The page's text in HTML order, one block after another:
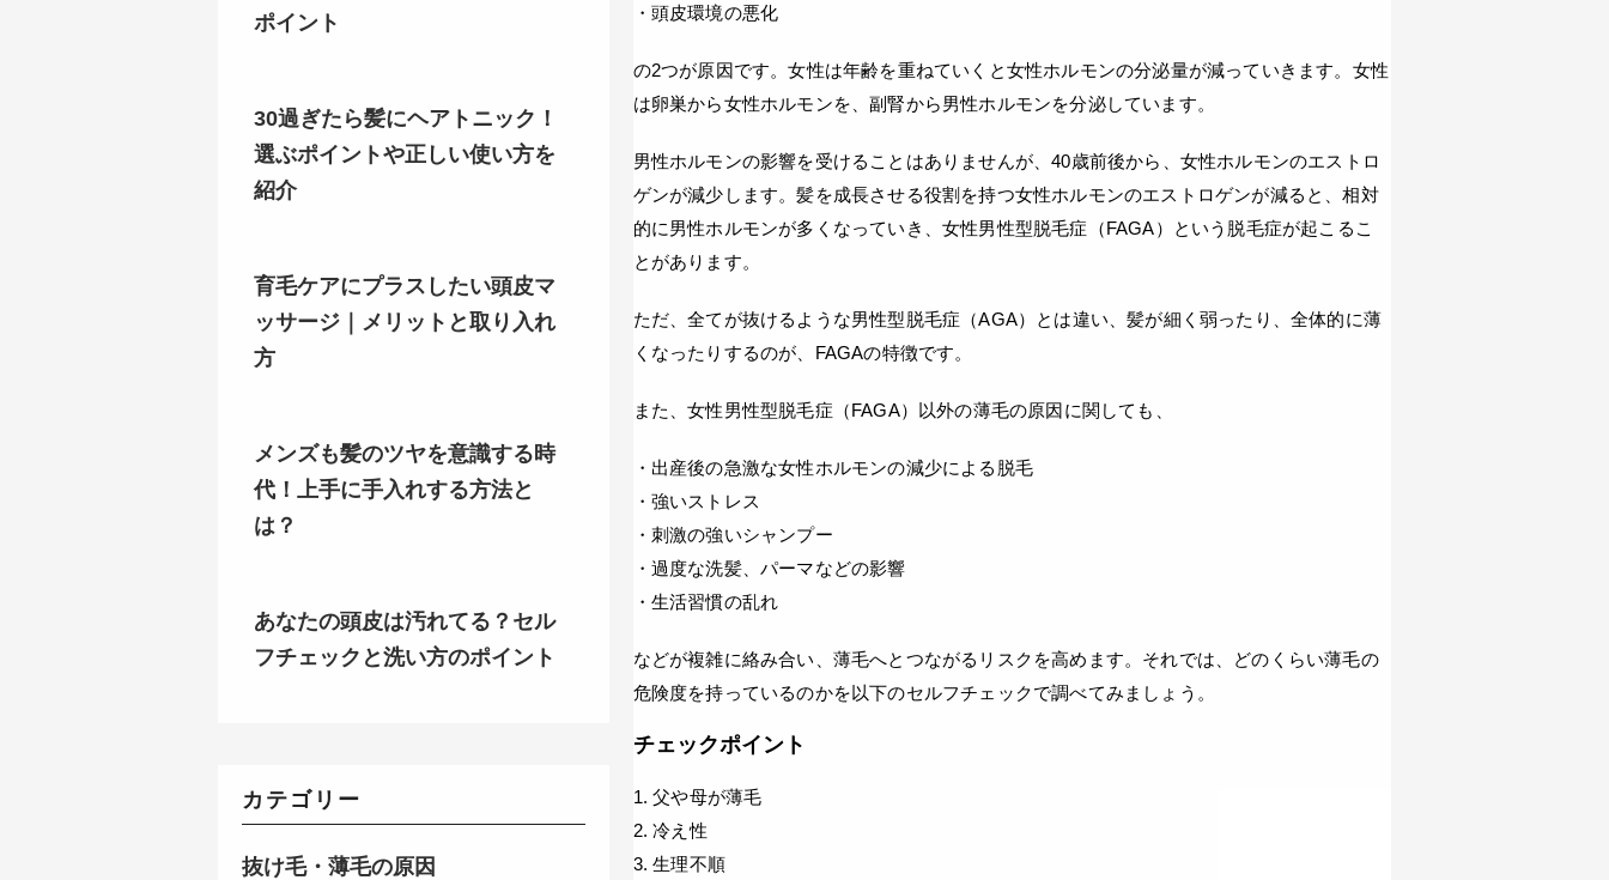
・頭皮環境の悪化
の2つが原因です。女性は年齢を重ねていくと女性ホルモンの分泌量が減っていきます。女性
は卵巣から女性ホルモンを、副腎から男性ホルモンを分泌しています。
男性ホルモンの影響を受けることはありませんが、40歳前後から、女性ホルモンのエストロ
ゲンが減少します。髪を成長させる役割を持つ女性ホルモンのエストロゲンが減ると、相対
的に男性ホルモンが多くなっていき、女性男性型脱毛症（FAGA）という脱毛症が起こるこ
とがあります。
ただ、全てが抜けるような男性型脱毛症（AGA）とは違い、髪が細く弱ったり、全体的に薄
くなったりするのが、FAGAの特徴です。
また、女性男性型脱毛症（FAGA）以外の薄毛の原因に関しても、
・出産後の急激な女性ホルモンの減少による脱毛
・強いストレス
・刺激の強いシャンプー
・過度な洗髪、パーマなどの影響
・生活習慣の乱れ
などが複雑に絡み合い、薄毛へとつながるリスクを高めます。それでは、どのくらい薄毛の
危険度を持っているのかを以下のセルフチェックで調べてみましょう。
チェックポイント
1. 父や母が薄毛
2. 冷え性
3. 生理不順
ポイント
30過ぎたら髪にヘアトニック！
選ぶポイントや正しい使い方を
紹介
育毛ケアにプラスしたい頭皮マ
ッサージ｜メリットと取り入れ
方
メンズも髪のツヤを意識する時
代！上手に手入れする方法と
は？
あなたの頭皮は汚れてる？セル
フチェックと洗い方のポイント
カテゴリー
抜け毛・薄毛の原因